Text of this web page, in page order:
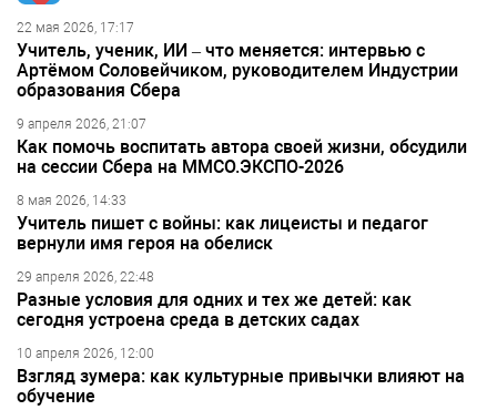
22 мая 2026, 17:17
Учитель, ученик, ИИ – что меняется: интервью с
Артёмом Соловейчиком, руководителем Индустрии
образования Сбера
9 апреля 2026, 21:07
Как помочь воспитать автора своей жизни, обсудили
на сессии Сбера на ММСО.ЭКСПО-2026
8 мая 2026, 14:33
Учитель пишет с войны: как лицеисты и педагог
вернули имя героя на обелиск
29 апреля 2026, 22:48
Разные условия для одних и тех же детей: как
сегодня устроена среда в детских садах
10 апреля 2026, 12:00
Взгляд зумера: как культурные привычки влияют на
обучение